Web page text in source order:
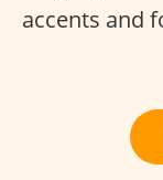
accents and